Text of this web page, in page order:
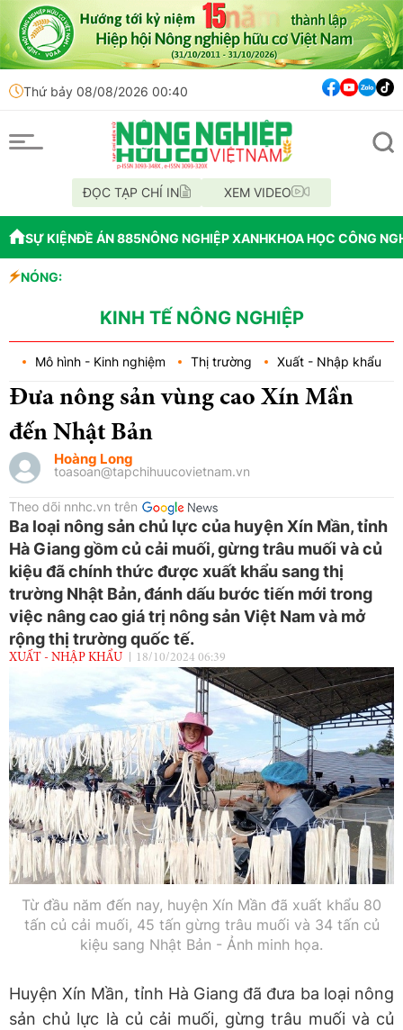
Thứ bảy 08/08/2026 00:40
ĐỌC TẠP CHÍ IN XEM VIDEO
SỰ KIỆNĐỀ ÁN 885NÔNG NGHIỆP XANHKHOA HỌC CÔNG
NÓNG:
Lâm Đồng:
KINH TẾ NÔNG NGHIỆP
Mô hình - Kinh nghiệm Thị trường Xuất - Nhập khẩu
Đưa nông sản vùng cao Xín Mần
đến Nhật Bản
Hoàng Long
toasoan@tapchihuucovietnam.vn
Theo dõi nnhc.vn trên
Ba loại nông sản chủ lực của huyện Xín Mần, tỉnh
Hà Giang gồm củ cải muối, gừng trâu muối và củ
kiệu đã chính thức được xuất khẩu sang thị
trường Nhật Bản, đánh dấu bước tiến mới trong
việc nâng cao giá trị nông sản Việt Nam và mở
rộng thị trường quốc tế.
XUẤT - NHẬP KHẨU 18/10/2024 06:39
Từ đầu năm đến nay, huyện Xín Mần đã xuất khẩu 80
tấn củ cải muối, 45 tấn gừng trâu muối và 34 tấn củ
kiệu sang Nhật Bản - Ảnh minh họa.
Huyện Xín Mần, tỉnh Hà Giang đã đưa ba loại nông
sản chủ lực là củ cải muối, gừng trâu muối và củ